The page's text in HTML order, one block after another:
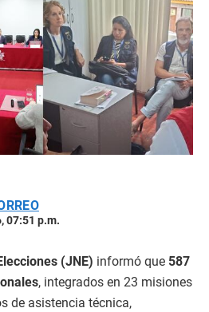
07:51 p.m.
(JNE) informó que 587
, integrados en 23 misiones
de asistencia técnica,